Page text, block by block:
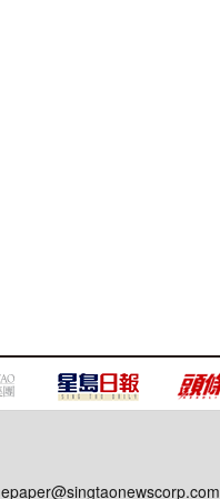
epaper@singtaonewscorp.com